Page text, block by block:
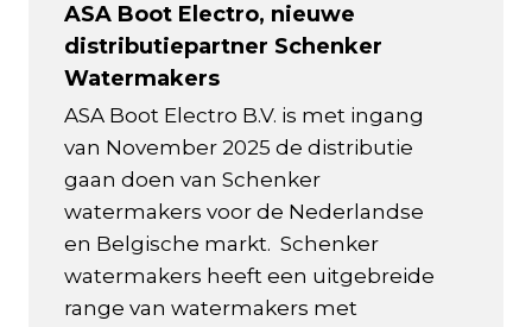
ASA Boot Electro, nieuwe
distributiepartner Schenker
Watermakers
ASA Boot Electro B.V. is met ingang
van November 2025 de distributie
gaan doen van Schenker
watermakers voor de Nederlandse
en Belgische markt. Schenker
watermakers heeft een uitgebreide
range van watermakers met